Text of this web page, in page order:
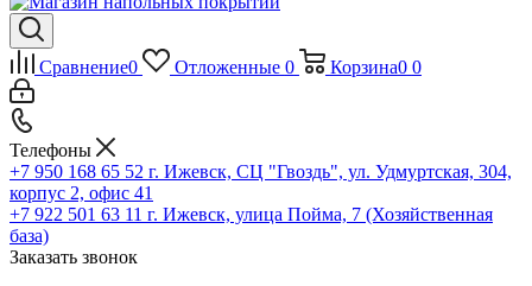
Сравнение0 Отложенные 0 Корзина0 0
Телефоны
+7 950 168 65 52 г. Ижевск, СЦ "Гвоздь", ул. Удмуртская, 304,
корпус 2, офис 41
+7 922 501 63 11 г. Ижевск, улица Пойма, 7 (Хозяйственная
база)
Заказать звонок